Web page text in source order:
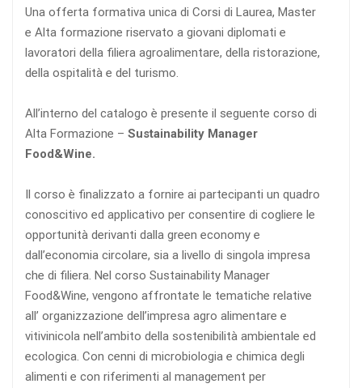
Una offerta formativa unica di Corsi di Laurea, Master
e Alta formazione riservato a giovani diplomati e
lavoratori della filiera agroalimentare, della ristorazione,
della ospitalità e del turismo.
All’interno del catalogo è presente il seguente corso di
Alta Formazione – Sustainability Manager
Food&Wine.
Il corso è finalizzato a fornire ai partecipanti un quadro
conoscitivo ed applicativo per consentire di cogliere le
opportunità derivanti dalla green economy e
dall’economia circolare, sia a livello di singola impresa
che di filiera. Nel corso Sustainability Manager
Food&Wine, vengono affrontate le tematiche relative
all’ organizzazione dell’impresa agro alimentare e
vitivinicola nell’ambito della sostenibilità ambientale ed
ecologica. Con cenni di microbiologia e chimica degli
alimenti e con riferimenti al management per